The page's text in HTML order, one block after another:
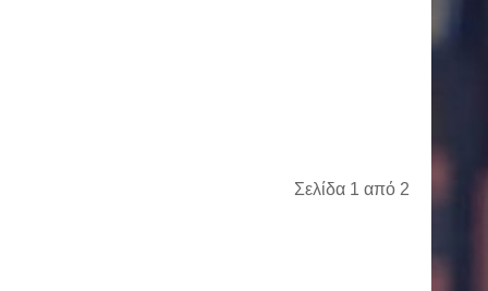
Σελίδα 1 από 2